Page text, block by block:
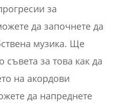
за
да започнете да
музика. Ще
съвета за това как да
на акордови
да напреднете